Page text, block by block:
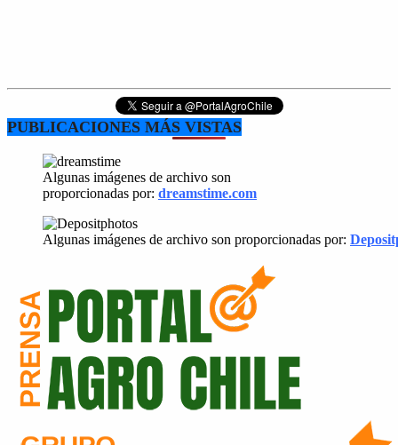
PUBLICACIONES MÁS VISTAS
Algunas imágenes de archivo son
proporcionadas por: dreamstime.com
Algunas imágenes de archivo son proporcionadas por: